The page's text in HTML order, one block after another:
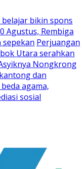
bikin spons
Agustus, Rembiga
sepekan Perjuangan
Utara serahkan
Nongkrong
dan
agama,
sosial